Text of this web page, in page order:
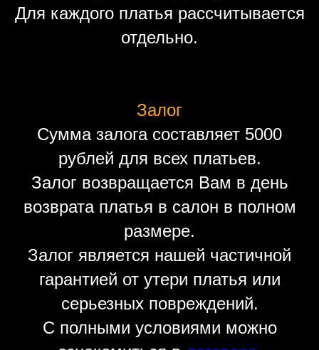
Для каждого платья рассчитывается
отдельно.
Залог
Сумма залога составляет 5000
рублей для всех платьев.
Залог возвращается Вам в день
возврата платья в салон в полном
размере.
Залог является нашей частичной
гарантией от утери платья или
серьезных повреждений.
С полными условиями можно